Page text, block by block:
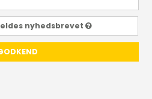
nyhedsbrevet